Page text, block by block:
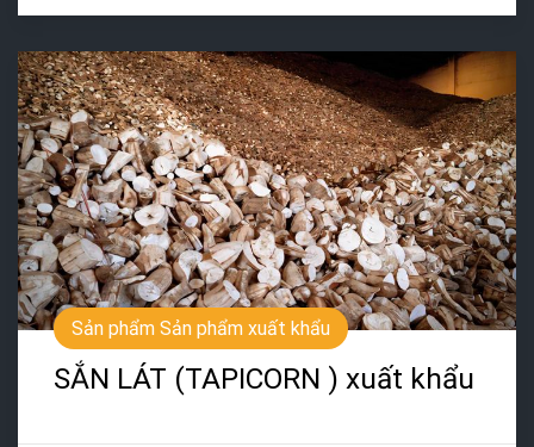
Sản phẩm Sản phẩm xuất khẩu
SẮN LÁT (TAPICORN ) xuất khẩu